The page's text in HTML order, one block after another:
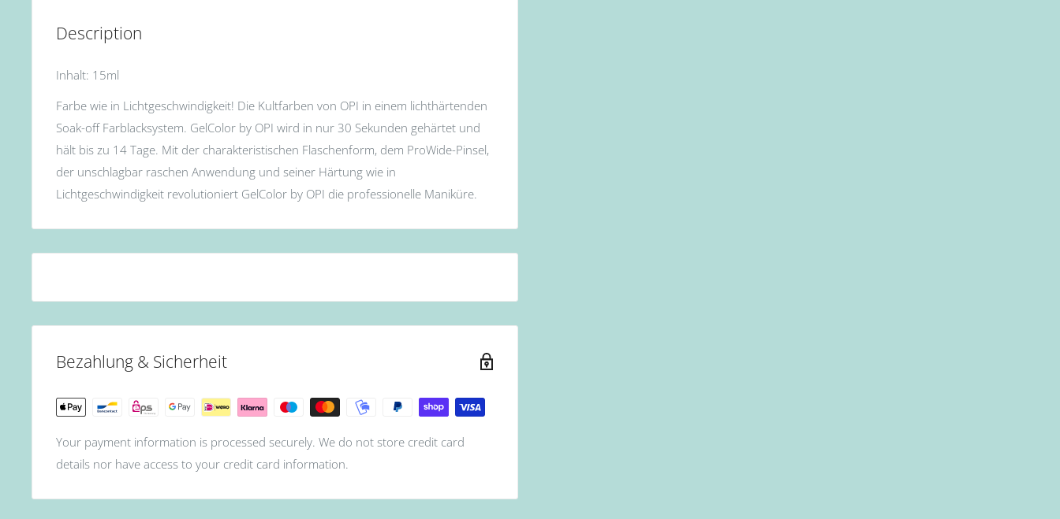
Description
Inhalt: 15ml
Farbe wie in Lichtgeschwindigkeit! Die Kultfarben von OPI in einem lichthärtenden
Soak-off Farblacksystem. GelColor by OPI wird in nur 30 Sekunden gehärtet und
hält bis zu 14 Tage. Mit der charakteristischen Flaschenform, dem ProWide-Pinsel,
der unschlagbar raschen Anwendung und seiner Härtung wie in
Lichtgeschwindigkeit revolutioniert GelColor by OPI die professionelle Maniküre.
Bezahlung & Sicherheit
Your payment information is processed securely. We do not store credit card
details nor have access to your credit card information.